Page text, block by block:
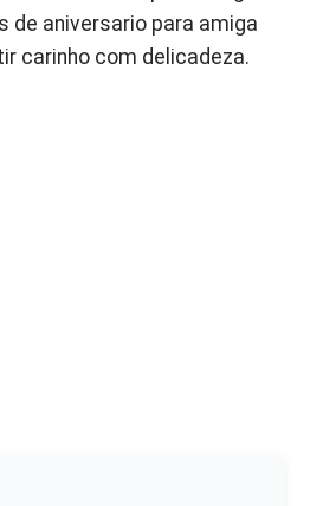
de aniversario para amiga
carinho com delicadeza.